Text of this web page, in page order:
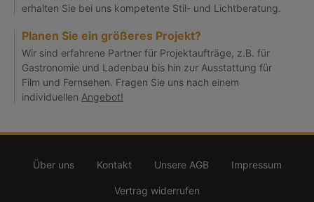
erhalten Sie bei uns kompetente Stil- und Lichtberatung.
Planen Sie ein größeres Projekt?
Wir sind erfahrene Partner für Projektaufträge, z.B. für
Gastronomie und Ladenbau bis hin zur Ausstattung für
Film und Fernsehen. Fragen Sie uns nach einem
individuellen Angebot!
Über uns Kontakt Unsere AGB Impressum
Vertrag widerrufen